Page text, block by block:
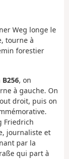
Weg longe le
tourne à
forestier
B256, on
à gauche. On
droit, puis on
Friedrich
journaliste et
par la
qui part à